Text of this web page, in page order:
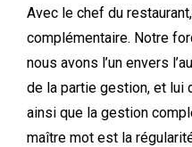
Avec le chef du
complémentaire. Notre
nous avons l’un envers
de la partie gestion, et lui
ainsi que la gestion
maître mot est la